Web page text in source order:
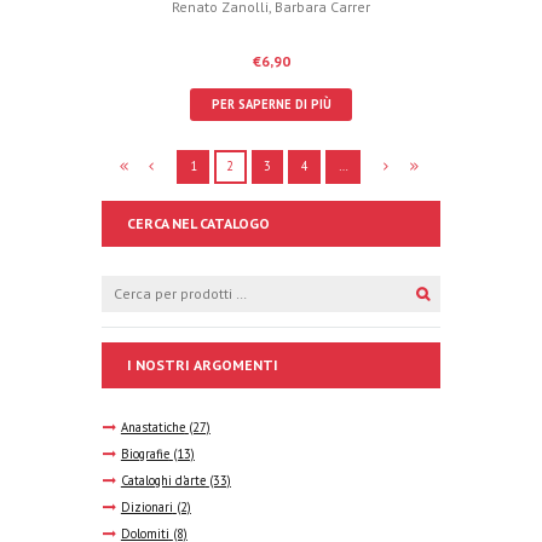
Renato Zanolli, Barbara Carrer
€6,90
PER SAPERNE DI PIÙ
1 2 3 4 …
CERCA NEL CATALOGO
I NOSTRI ARGOMENTI
Anastatiche (27)
Biografie (13)
Cataloghi d'arte (33)
Dizionari (2)
Dolomiti (8)